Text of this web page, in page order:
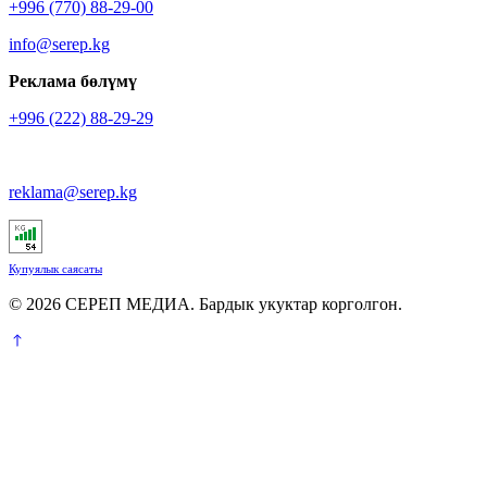
+996 (770) 88-29-00
info@serep.kg
Реклама бөлүмү
+996 (222) 88-29-29
reklama@serep.kg
Купуялык саясаты
© 2026 СЕРЕП МЕДИА. Бардык укуктар корголгон.